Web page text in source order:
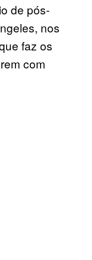
de pós-
nos
faz os
com